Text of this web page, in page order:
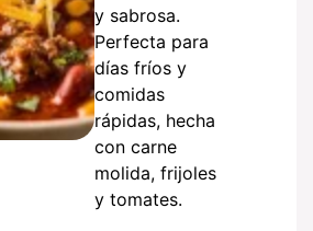
y sabrosa.
Perfecta para
días fríos y
comidas
rápidas, hecha
con carne
molida, frijoles
y tomates.